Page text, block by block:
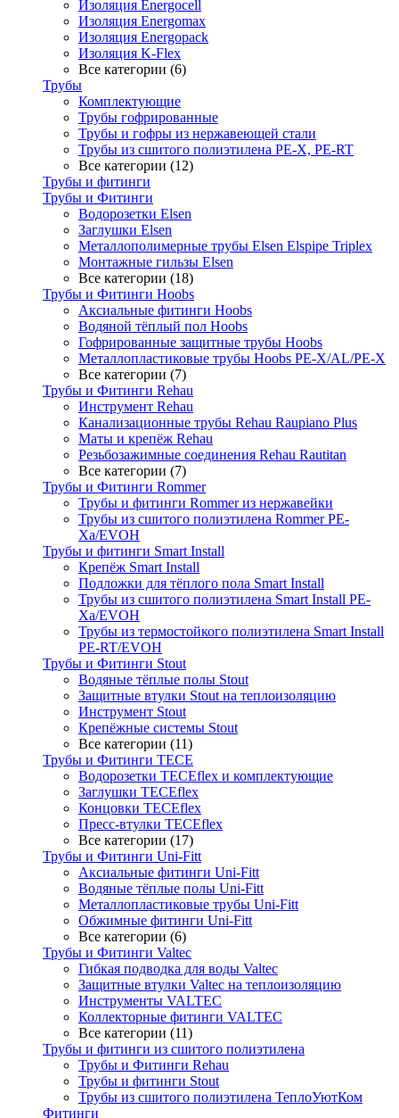
Изоляция Energocell
Изоляция Energomax
Изоляция Energopack
Изоляция K-Flex
Все категории (6)
Трубы
Комплектующие
Трубы гофрированные
Трубы и гофры из нержавеющей стали
Трубы из сшитого полиэтилена PE-X, PE-RT
Все категории (12)
Трубы и фитинги
Трубы и Фитинги
Водорозетки Elsen
Заглушки Elsen
Металлополимерные трубы Elsen Elspipe Triplex
Монтажные гильзы Elsen
Все категории (18)
Трубы и Фитинги Hoobs
Аксиальные фитинги Hoobs
Водяной тёплый пол Hoobs
Гофрированные защитные трубы Hoobs
Металлопластиковые трубы Hoobs PE-X/AL/PE-X
Все категории (7)
Трубы и Фитинги Rehau
Инструмент Rehau
Канализационные трубы Rehau Raupiano Plus
Маты и крепёж Rehau
Резьбозажимные соединения Rehau Rautitan
Все категории (7)
Трубы и Фитинги Rommer
Трубы и фитинги Rommer из нержавейки
Трубы из сшитого полиэтилена Rommer PE-
Xa/EVOH
Трубы и фитинги Smart Install
Крепёж Smart Install
Подложки для тёплого пола Smart Install
Трубы из сшитого полиэтилена Smart Install PE-
Xa/EVOH
Трубы из термостойкого полиэтилена Smart Install
PE-RT/EVOH
Трубы и Фитинги Stout
Водяные тёплые полы Stout
Защитные втулки Stout на теплоизоляцию
Инструмент Stout
Крепёжные системы Stout
Все категории (11)
Трубы и Фитинги TECE
Водорозетки TECEflex и комплектующие
Заглушки TECEflex
Концовки TECEflex
Пресс-втулки TECEflex
Все категории (17)
Трубы и Фитинги Uni-Fitt
Аксиальные фитинги Uni-Fitt
Водяные тёплые полы Uni-Fitt
Металлопластиковые трубы Uni-Fitt
Обжимные фитинги Uni-Fitt
Все категории (6)
Трубы и Фитинги Valtec
Гибкая подводка для воды Valtec
Защитные втулки Valtec на теплоизоляцию
Инструменты VALTEC
Коллекторные фитинги VALTEC
Все категории (11)
Трубы и фитинги из сшитого полиэтилена
Трубы и Фитинги Rehau
Трубы и фитинги Stout
Трубы из сшитого полиэтилена ТеплоУютКом
Фитинги